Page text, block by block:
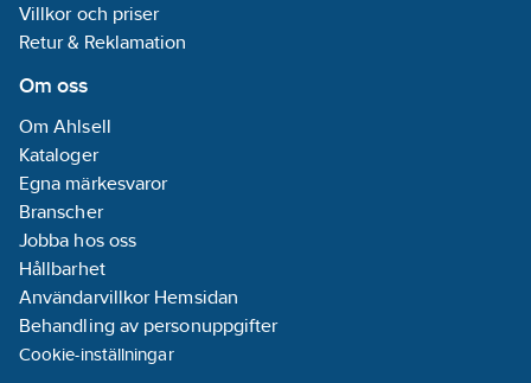
Villkor och priser
Retur & Reklamation
Om oss
Om Ahlsell
Kataloger
Egna märkesvaror
Branscher
Jobba hos oss
Hållbarhet
Användarvillkor Hemsidan
Behandling av personuppgifter
Cookie-inställningar